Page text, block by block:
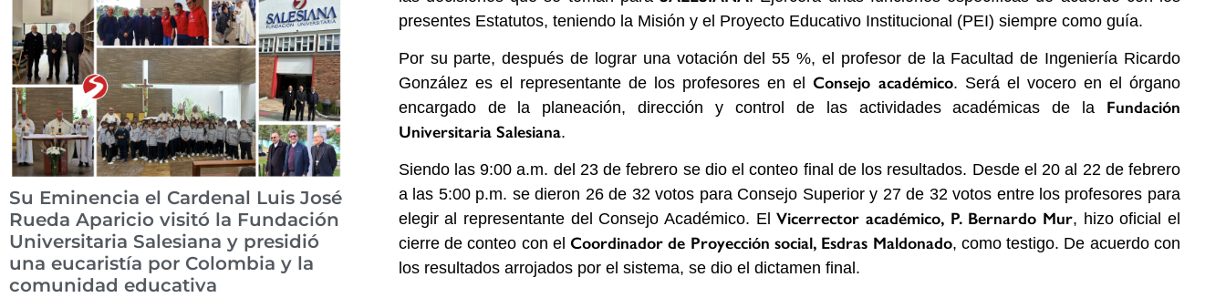
Su Eminencia el Cardenal Luis José
Rueda Aparicio visitó la Fundación
Universitaria Salesiana y presidió
una eucaristía por Colombia y la
comunidad educativa
presentes Estatutos, teniendo la Misión y el Proyecto Educativo Institucional (PEI) siempre como guía.
Por su parte, después de lograr una votación del 55 %, el profesor de la Facultad de Ingeniería Ricardo
González es el representante de los profesores en el Consejo académico. Será el vocero en el órgano
encargado de la planeación, dirección y control de las actividades académicas de la Fundación
Universitaria Salesiana.
Siendo las 9:00 a.m. del 23 de febrero se dio el conteo final de los resultados. Desde el 20 al 22 de febrero
a las 5:00 p.m. se dieron 26 de 32 votos para Consejo Superior y 27 de 32 votos entre los profesores para
elegir al representante del Consejo Académico. ElVicerrector académico, P. Bernardo Mur, hizo oficial el
cierre de conteo con el Coordinador de Proyección social, Esdras Maldonado, como testigo. De acuerdo con
los resultados arrojados por el sistema, se dio el dictamen final.